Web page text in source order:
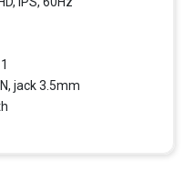
jack 3.5mm
cho sinh viên thiết kế đồ
đến 3D. Cấu hình tối ưu, dùng
Tư vấn lắp đặt tại Vi Tính
mượt, giá ổn